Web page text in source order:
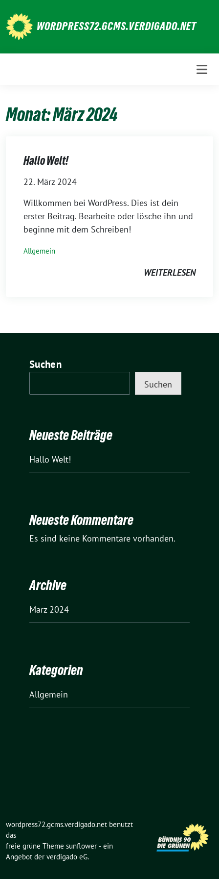
zum
Inhalt
WORDPRESS72.GCMS.VERDIGADO.NET
Monat:März 2024
Hallo Welt!
22. März 2024
Willkommen bei WordPress. Dies ist dein
erster Beitrag. Bearbeite oder lösche ihn und
beginne mit dem Schreiben!
Allgemein
WEITERLESEN
Suchen
Suchen
Neueste Beiträge
Hallo Welt!
Neueste Kommentare
Es sind keine Kommentare vorhanden.
Archive
März 2024
Kategorien
Allgemein
wordpress72.gcms.verdigado.net benutzt
das
freie grüne Theme sunflower ‐ ein
Angebot der verdigado eG.